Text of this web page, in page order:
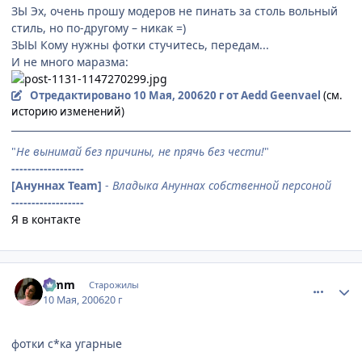
ЗЫ Эх, очень прошу модеров не пинать за столь вольный
стиль, но по-другому – никак =)
ЗЫЫ Кому нужны фотки стучитесь, передам...
И не много маразма:
Отредактировано 10 Мая, 200620 гот Aedd Geenvael (см.
историю изменений)
"Не вынимай без причины, не прячь без чести!"
------------------
[Ануннах Team] - Владыка Ануннах собственной персоной
------------------
Я в контакте
Limm Старожилы
10 Мая, 200620 г
фотки с*ка угарные